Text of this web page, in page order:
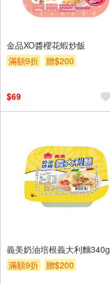
金品XO醬櫻花蝦炒飯
滿額9折
贈$200
$69
義美奶油培根義大利麵340g
滿額9折
贈$200